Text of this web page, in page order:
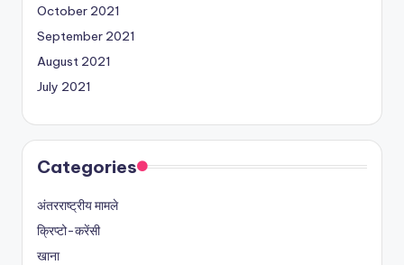
October 2021
September 2021
August 2021
July 2021
Categories
अंतरराष्ट्रीय मामले
क्रिप्टो-करेंसी
खाना